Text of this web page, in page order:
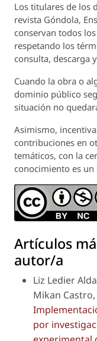
Los titulares de los
revista Góndola,
conservan todos
respetando los
consulta, descarga
Cuando la obra o
dominio público
situación no
Asimismo,
contribuciones en
temáticos, con la
conocimiento es
Artículos
autor/a
Liz Ledier
Mikan
por